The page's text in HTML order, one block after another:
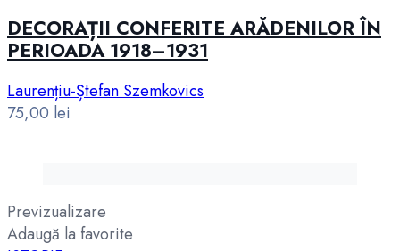
DECORAȚII CONFERITE ARĂDENILOR ÎN
PERIOADA 1918–1931
Laurențiu-Ștefan Szemkovics
75,00 lei
Previzualizare
Adaugă la favorite